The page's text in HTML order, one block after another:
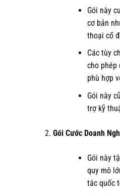
Gói này
cơ bản
thoại cố
Các tùy
cho phép
phù hợp
Gói này
trợ kỹ
Gói Cước Doanh
Gói này
quy mô
tác quốc